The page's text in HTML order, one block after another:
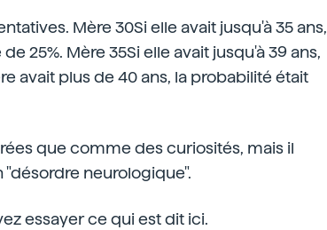
Mère 30Si elle avait jusqu'à 35 ans,
25%. Mère 35Si elle avait jusqu'à 39 ans,
avait plus de 40 ans, la probabilité était
que comme des curiosités, mais il
neurologique".
essayer ce qui est dit ici.